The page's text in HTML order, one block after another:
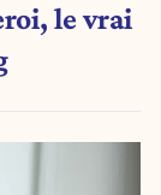
le vrai